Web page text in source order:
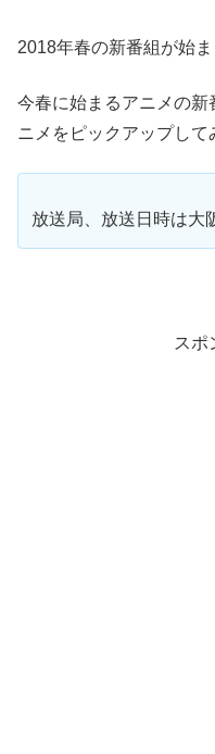
2018年春の新番組が始ま
今春に始まるアニメの
ニメをピックアップして
放送局、放送日時は大
スポ